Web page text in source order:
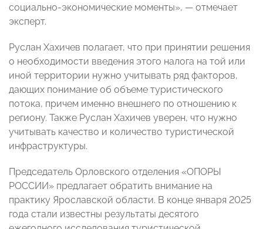
социально-экономические моменты», — отмечает
эксперт.
Руслан Хахичев полагает, что при принятии решения
о необходимости введения этого налога на той или
иной территории нужно учитывать ряд факторов,
дающих понимание об объеме туристического
потока, причем именно внешнего по отношению к
региону. Также Руслан Хахичев уверен, что нужно
учитывать качество и количество туристической
инфраструктуры.
Председатель Орловского отделения «ОПОРЫ
РОССИИ» предлагает обратить внимание на
практику Ярославской области. В конце января 2025
года стали известны результаты десятого